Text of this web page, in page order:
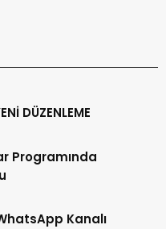
DÜZENLEME
Programında
Kanalı